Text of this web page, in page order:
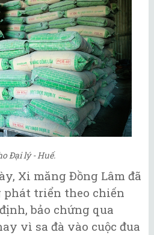
Đại lý - Huế.
Xi măng Đồng Lâm đã
phát triển theo chiến
bảo chứng qua
vì sa đà vào cuộc đua